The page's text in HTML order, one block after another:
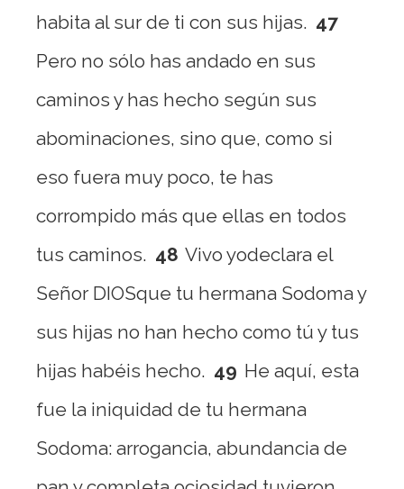
habita al sur de ti con sus hijas. 47
Pero no sólo has andado en sus
caminos y has hecho según sus
abominaciones, sino que, como si
eso fuera muy poco, te has
corrompido más que ellas en todos
tus caminos. 48 Vivo yodeclara el
Señor DIOSque tu hermana Sodoma y
sus hijas no han hecho como tú y tus
hijas habéis hecho. 49 He aquí, esta
fue la iniquidad de tu hermana
Sodoma: arrogancia, abundancia de